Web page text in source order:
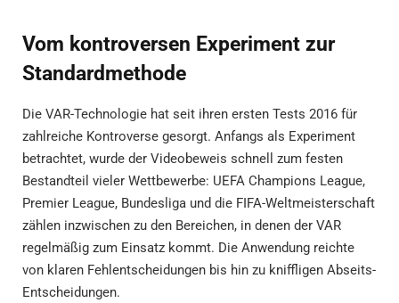
Vom kontroversen Experiment zur
Standardmethode
Die VAR-Technologie hat seit ihren ersten Tests 2016 für
zahlreiche Kontroverse gesorgt. Anfangs als Experiment
betrachtet, wurde der Videobeweis schnell zum festen
Bestandteil vieler Wettbewerbe: UEFA Champions League,
Premier League, Bundesliga und die FIFA-Weltmeisterschaft
zählen inzwischen zu den Bereichen, in denen der VAR
regelmäßig zum Einsatz kommt. Die Anwendung reichte
von klaren Fehlentscheidungen bis hin zu kniffligen Abseits-
Entscheidungen.